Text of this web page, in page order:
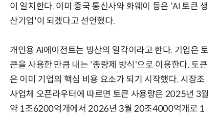
이 일치한다. 이미 중국 통신사와 화웨이 등은 'AI 토큰 생
산기업'이 되겠다고 선언했다.
개인용 AI에이전트는 빙산의 일각이라고 한다. 기업은 토
큰을 사용한 만큼 내는 '종량제 방식'으로 이용한다. 토큰
은 이미 기업의 핵심 비용 요소가 되기 시작했다. 시장조
사업체 오픈라우터에 따르면 토큰 사용량은 2025년 3월
약 1조6200억개에서 2026년 3월 20조4000억개로 1